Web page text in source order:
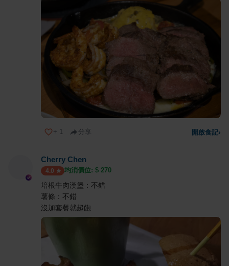
+ 1 分享 開啟食記›
Cherry Chen
4.0 均消價位: $ 270
培根牛肉漢堡：不錯
薯條：不錯
沒加套餐就超飽